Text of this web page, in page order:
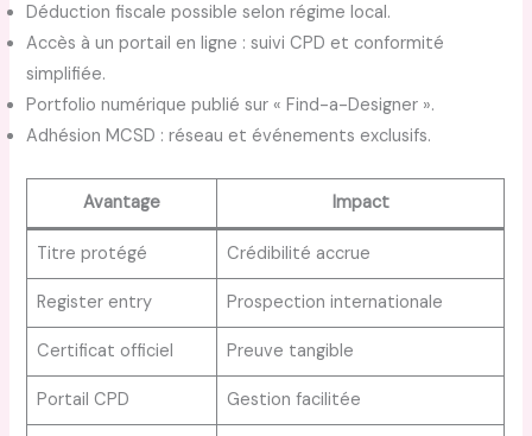
Déduction fiscale possible selon régime local.
Accès à un portail en ligne : suivi CPD et conformité
simplifiée.
Portfolio numérique publié sur « Find-a-Designer ».
Adhésion MCSD : réseau et événements exclusifs.
Avantage Impact
Titre protégé Crédibilité accrue
Register entry Prospection internationale
Certificat officiel Preuve tangible
Portail CPD Gestion facilitée